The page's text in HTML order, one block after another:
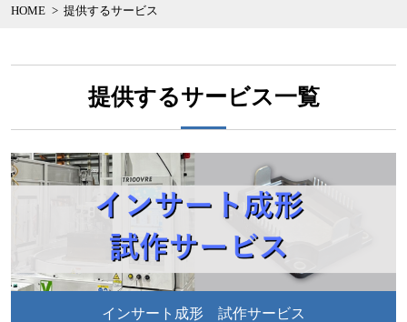
HOME 提供するサービス
提供するサービス一覧
インサート成形 試作サービス